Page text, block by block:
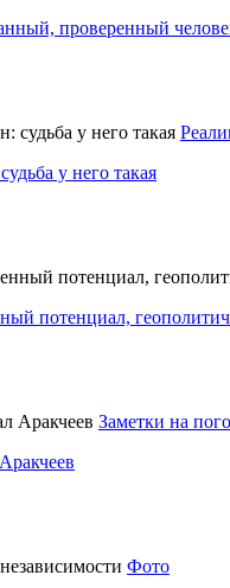
проверенный
у него такая
потенциал,
Заметки на
Фото